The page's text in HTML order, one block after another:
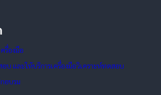
รื่องมือ
อบ และให้บริการเครื่องมือวิเคราะห์ทดสอบ
อบรม